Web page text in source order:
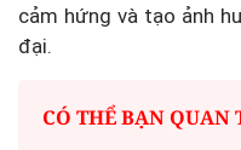
cảm hứng và tạo ảnh
đại.
CÓ THỂ BẠN QUAN